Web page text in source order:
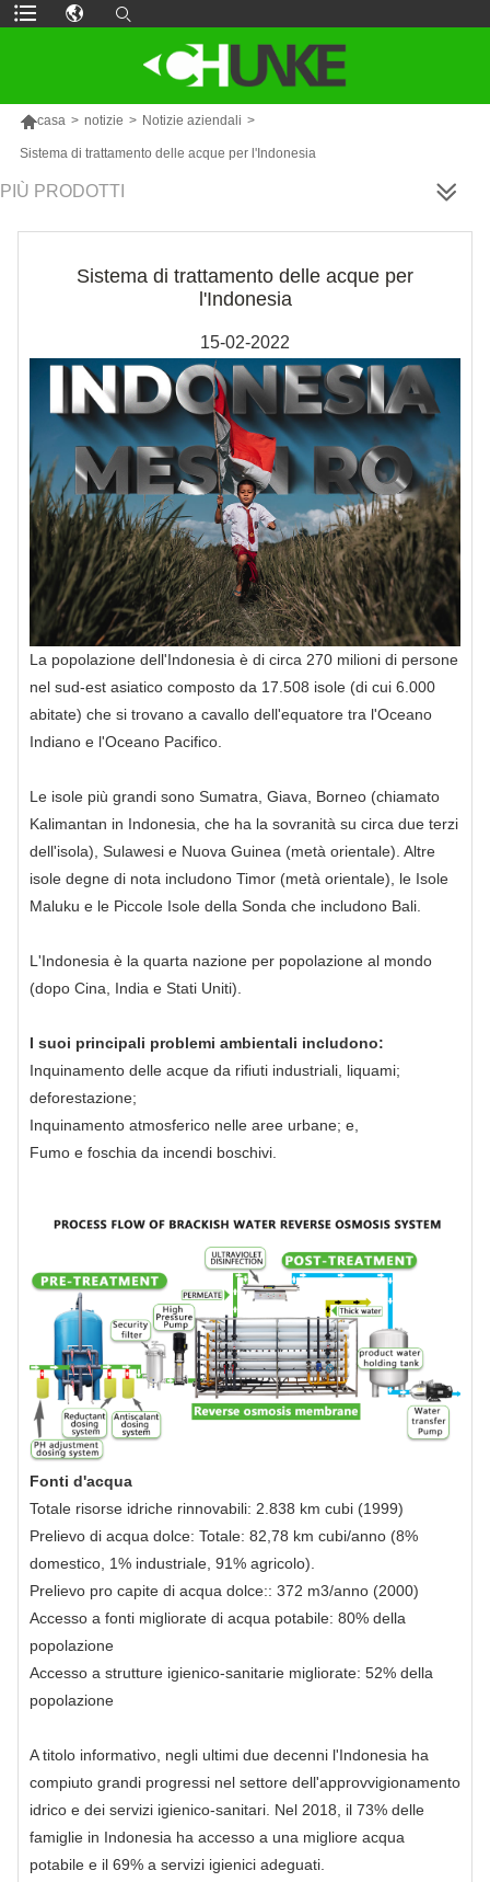
casa > notizie > Notizie aziendali >
Sistema di trattamento delle acque per l'Indonesia
PIÙ PRODOTTI
Sistema di trattamento delle acque per
l'Indonesia
15-02-2022
La popolazione dell'Indonesia è di circa 270 milioni di persone
nel sud-est asiatico composto da 17.508 isole (di cui 6.000
abitate) che si trovano a cavallo dell'equatore tra l'Oceano
Indiano e l'Oceano Pacifico.
Le isole più grandi sono Sumatra, Giava, Borneo (chiamato
Kalimantan in Indonesia, che ha la sovranità su circa due terzi
dell'isola), Sulawesi e Nuova Guinea (metà orientale). Altre
isole degne di nota includono Timor (metà orientale), le Isole
Maluku e le Piccole Isole della Sonda che includono Bali.
L'Indonesia è la quarta nazione per popolazione al mondo
(dopo Cina, India e Stati Uniti).
I suoi principali problemi ambientali includono:
Inquinamento delle acque da rifiuti industriali, liquami;
deforestazione;
Inquinamento atmosferico nelle aree urbane; e,
Fumo e foschia da incendi boschivi.
Fonti d'acqua
Totale risorse idriche rinnovabili: 2.838 km cubi (1999)
Prelievo di acqua dolce: Totale: 82,78 km cubi/anno (8%
domestico, 1% industriale, 91% agricolo).
Prelievo pro capite di acqua dolce:: 372 m3/anno (2000)
Accesso a fonti migliorate di acqua potabile: 80% della
popolazione
Accesso a strutture igienico-sanitarie migliorate: 52% della
popolazione
A titolo informativo, negli ultimi due decenni l'Indonesia ha
compiuto grandi progressi nel settore dell'approvvigionamento
idrico e dei servizi igienico-sanitari. Nel 2018, il 73% delle
famiglie in Indonesia ha accesso a una migliore acqua
potabile e il 69% a servizi igienici adeguati.